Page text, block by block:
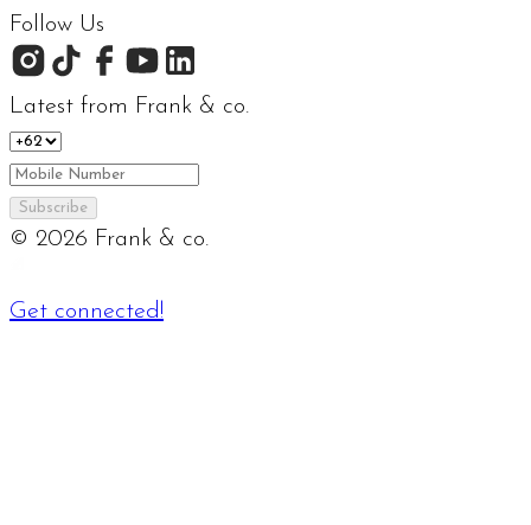
Follow Us
Latest from Frank & co.
Subscribe
© 2026 Frank & co.
Get connected!